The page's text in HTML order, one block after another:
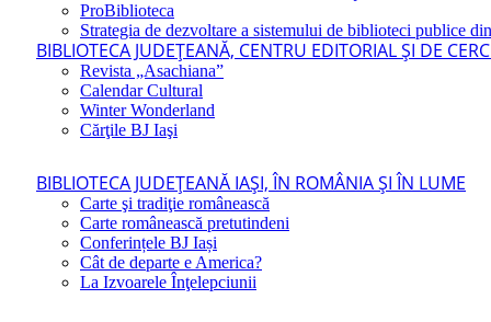
ProBiblioteca
Strategia de dezvoltare a sistemului de biblioteci publice
BIBLIOTECA JUDEŢEANĂ, CENTRU EDITORIAL ŞI DE
Revista „Asachiana”
Calendar Cultural
Winter Wonderland
Cărţile BJ Iaşi
BIBLIOTECA JUDEŢEANĂ IAŞI, ÎN ROMÂNIA ŞI ÎN LUME
Carte şi tradiţie românească
Carte românească pretutindeni
Conferințele BJ Iași
Cât de departe e America?
La Izvoarele Înţelepciunii